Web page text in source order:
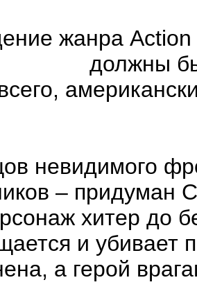
жанра
должны
невидимого
– придуман
хитер до
и убивает
а герой